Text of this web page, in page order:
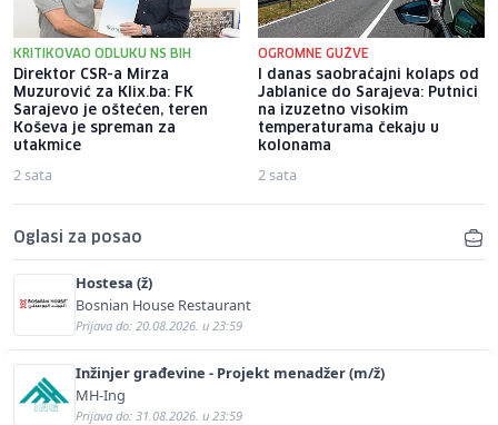
KRITIKOVAO ODLUKU NS BIH
Direktor CSR-a Mirza
Muzurović za Klix.ba: FK
Sarajevo je oštećen, teren
Koševa je spreman za
utakmice
2 sata
OGROMNE GUŽVE
I danas saobraćajni kolaps od
Jablanice do Sarajeva: Putnici
na izuzetno visokim
temperaturama čekaju u
kolonama
2 sata
Oglasi za posao
Hostesa (ž)
Bosnian House Restaurant
Prijava do: 20.08.2026. u 23:59
Inžinjer građevine - Projekt menadžer (m/ž)
MH-Ing
Prijava do: 31.08.2026. u 23:59